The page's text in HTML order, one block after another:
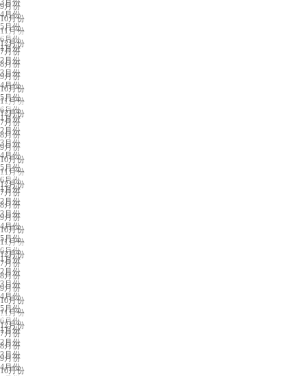
9月份
10月份
11月份
12月份
3月份
4月份
5月份
6月份
7月份
8月份
9月份
10月份
11月份
12月份
杭州展会排期
1月份
2月份
3月份
4月份
5月份
6月份
7月份
8月份
9月份
10月份
11月份
12月份
成都展会排期
1月份
2月份
3月份
4月份
5月份
6月份
7月份
8月份
9月份
10月份
11月份
12月份
长沙展会排期
1月份
2月份
3月份
4月份
5月份
6月份
7月份
8月份
9月份
10月份
11月份
12月份
义乌展会排期
1月份
2月份
3月份
4月份
5月份
6月份
7月份
8月份
9月份
10月份
苏州展会排期
1月份
2月份
3月份
4月份